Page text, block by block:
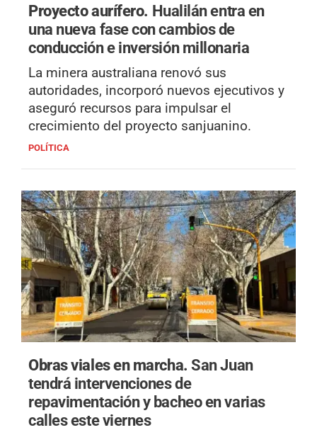
Proyecto aurífero. Hualilán entra en
una nueva fase con cambios de
conducción e inversión millonaria
La minera australiana renovó sus
autoridades, incorporó nuevos ejecutivos y
aseguró recursos para impulsar el
crecimiento del proyecto sanjuanino.
POLÍTICA
Obras viales en marcha.San Juan
tendrá intervenciones de
repavimentación y bacheo en varias
calles este viernes